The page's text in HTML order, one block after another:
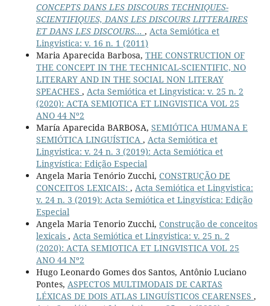
CONCEPTS DANS LES DISCOURS TECHNIQUES-
SCIENTIFIQUES, DANS LES DISCOURS LITTERAIRES
ET DANS LES DISCOURS... , Acta Semiótica et
Lingvistica: v. 16 n. 1 (2011)
Maria Aparecida Barbosa, THE CONSTRUCTION OF
THE CONCEPT IN THE TECHNICAL-SCIENTIFIC, NO
LITERARY AND IN THE SOCIAL NON LITERAY
SPEACHES , Acta Semiótica et Lingvistica: v. 25 n. 2
(2020): ACTA SEMIOTICA ET LINGVISTICA VOL 25
ANO 44 Nº2
María Aparecida BARBOSA, SEMIÓTICA HUMANA E
SEMIÓTICA LINGUÍSTICA , Acta Semiótica et
Lingvistica: v. 24 n. 3 (2019): Acta Semiótica et
Lingvística: Edição Especial
Angela Maria Tenório Zucchi, CONSTRUÇÃO DE
CONCEITOS LEXICAIS: , Acta Semiótica et Lingvistica:
v. 24 n. 3 (2019): Acta Semiótica et Lingvística: Edição
Especial
Angela Maria Tenorio Zucchi, Construção de conceitos
lexicais , Acta Semiótica et Lingvistica: v. 25 n. 2
(2020): ACTA SEMIOTICA ET LINGVISTICA VOL 25
ANO 44 Nº2
Hugo Leonardo Gomes dos Santos, Antônio Luciano
Pontes, ASPECTOS MULTIMODAIS DE CARTAS
LÉXICAS DE DOIS ATLAS LINGUÍSTICOS CEARENSES ,